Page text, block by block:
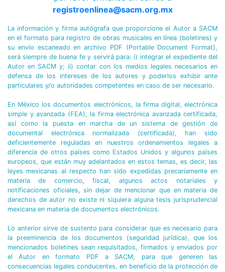
registroenlinea@sacm.org.mx
La información y firma autógrafa que proporcione el Autor a SACM
en el formato para registro de obras musicales en línea (boletines) y
su envío escaneado en archivo PDF (Portable Document Format),
será siempre de buena fe y servirá para: i) integrar el expediente del
Autor en SACM y; ii) contar con los medios legales necesarios en
defensa de los intereses de los autores y poderlos exhibir ante
particulares y/o autoridades competentes en caso de ser necesario.
En México los documentos electrónicos, la firma digital, electrónica
simple y avanzada (FEA), la firma electrónica avanzada certificada,
así como la puesta en marcha de un sistema de gestión de
documental electrónica normalizada (certificada), han sido
deficientemente reguladas en nuestros ordenamientos legales a
diferencia de otros países como Estados Unidos y algunos países
europeos, que están muy adelantados en estos temas, es decir, las
leyes mexicanas al respecto han sido expedidas precariamente en
materia de comercio, fiscal, algunos actos notariales y
notificaciones oficiales, sin dejar de mencionar que en materia de
derechos de autor no existe ni siquiera alguna tesis jurisprudencial
mexicana en materia de documentos electrónicos.
Lo anterior sirve de sustento para considerar que es necesario para
la preeminencia de los documentos (seguridad jurídica), que los
mencionados boletines sean requisitados, firmados y enviados por
el Autor en formato PDF a SACM, para que generen las
consecuencias legales conducentes, en beneficio de la protección de